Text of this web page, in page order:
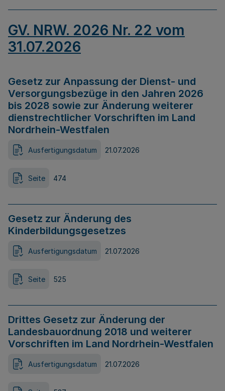
GV. NRW. 2026 Nr. 22 vom
31.07.2026
Gesetz zur Anpassung der Dienst- und
Versorgungsbezüge in den Jahren 2026
bis 2028 sowie zur Änderung weiterer
dienstrechtlicher Vorschriften im Land
Nordrhein-Westfalen
Ausfertigungsdatum 21.07.2026
Seite 474
Gesetz zur Änderung des
Kinderbildungsgesetzes
Ausfertigungsdatum 21.07.2026
Seite 525
Drittes Gesetz zur Änderung der
Landesbauordnung 2018 und weiterer
Vorschriften im Land Nordrhein-Westfalen
Ausfertigungsdatum 21.07.2026